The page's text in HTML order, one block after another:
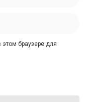
браузере для